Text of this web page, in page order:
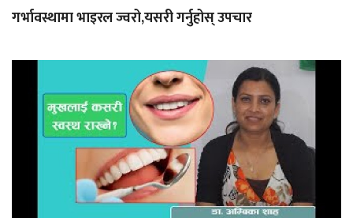
गर्भावस्थामा भाइरल ज्वरो,यसरी गर्नुहोस् उपचार